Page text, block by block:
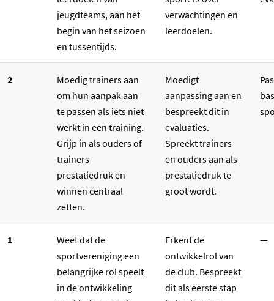
jeugdteams, aan het
begin van het seizoen
en tussentijds.
verwachtingen en
leerdoelen.
2
Moedig trainers aan
om hun aanpak aan
te passen als iets niet
werkt in een training.
Grijp in als ouders of
trainers
prestatiedruk en
winnen centraal
zetten.
Moedigt
aanpassing aan en
bespreekt dit in
evaluaties.
Spreekt trainers
en ouders aan als
prestatiedruk te
groot wordt.
1
Weet dat de
sportvereniging een
belangrijke rol speelt
in de ontwikkeling
Erkent de
ontwikkelrol van
de club. Bespreekt
dit als eerste stap
—